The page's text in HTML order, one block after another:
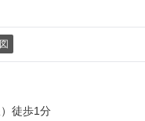
） 徒歩1分